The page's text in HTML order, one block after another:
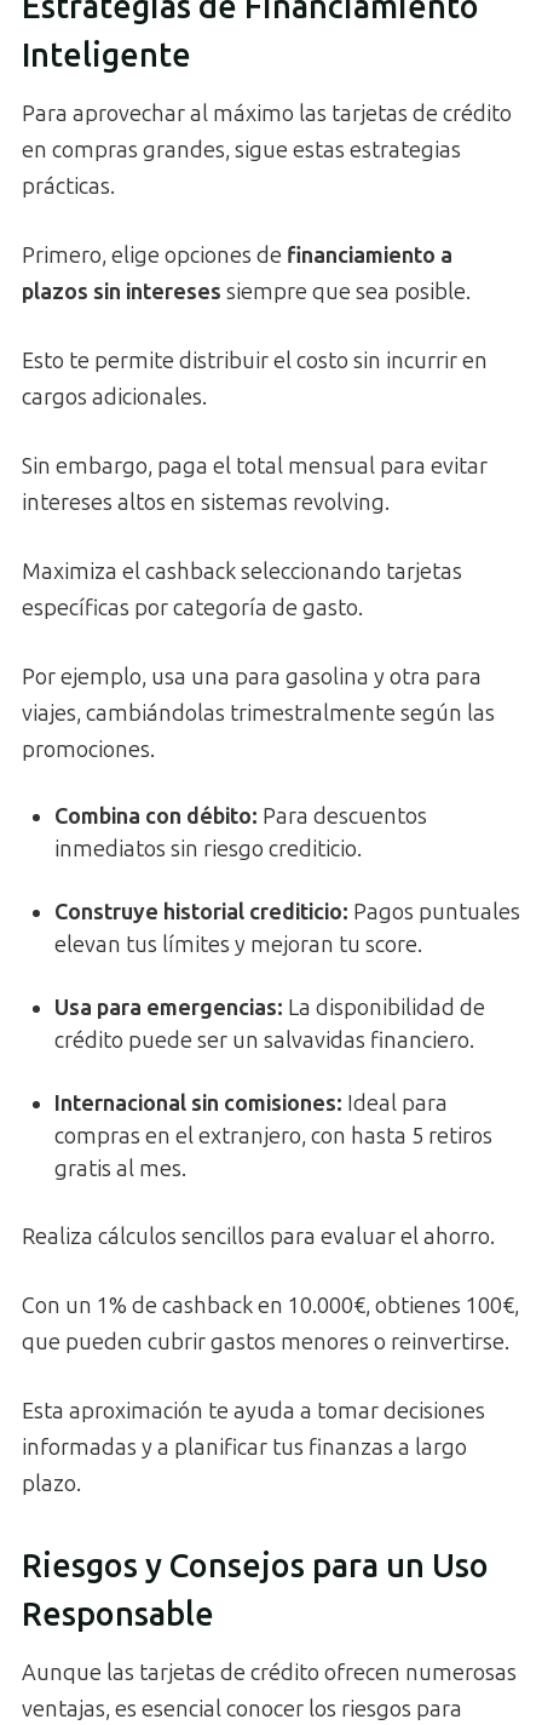
Inteligente
Para aprovechar al máximo las tarjetas de crédito
en compras grandes, sigue estas estrategias
prácticas.
Primero, elige opciones de financiamiento a
plazos sin intereses siempre que sea posible.
Esto te permite distribuir el costo sin incurrir en
cargos adicionales.
Sin embargo, paga el total mensual para evitar
intereses altos en sistemas revolving.
Maximiza el cashback seleccionando tarjetas
específicas por categoría de gasto.
Por ejemplo, usa una para gasolina y otra para
viajes, cambiándolas trimestralmente según las
promociones.
Combina con débito: Para descuentos
inmediatos sin riesgo crediticio.
Construye historial crediticio: Pagos puntuales
elevan tus límites y mejoran tu score.
Usa para emergencias: La disponibilidad de
crédito puede ser un salvavidas financiero.
Internacional sin comisiones: Ideal para
compras en el extranjero, con hasta 5 retiros
gratis al mes.
Realiza cálculos sencillos para evaluar el ahorro.
Con un 1% de cashback en 10.000€, obtienes 100€,
que pueden cubrir gastos menores o reinvertirse.
Esta aproximación te ayuda a tomar decisiones
informadas y a planificar tus finanzas a largo
plazo.
Riesgos y Consejos para un Uso
Responsable
Aunque las tarjetas de crédito ofrecen numerosas
ventajas, es esencial conocer los riesgos para